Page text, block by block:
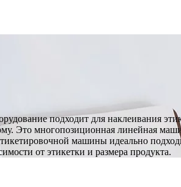
подходит для наклеивания
Это многопозиционная линейная
машины идеально
от этикетки и размера продукта.